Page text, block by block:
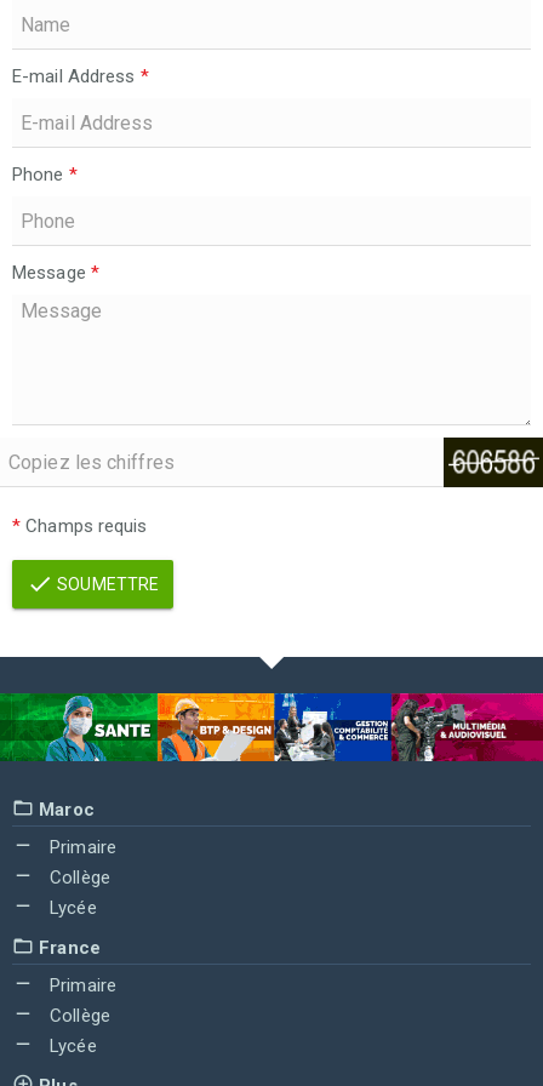
E-mail Address *
Phone *
Message *
* Champs requis
SOUMETTRE
Maroc
Primaire
Collège
Lycée
France
Primaire
Collège
Lycée